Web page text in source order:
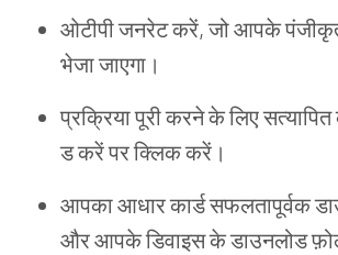
ओटीपीजनरेटकरें,जोआपके
भेजाजाएगा ।
प्रक्रियापूरीकरनेकेलिएसत्यापित
डकरेंपरक्लिककरें ।
आपकाआधारकार्डसफलतापूर्वक
औरआपकेडिवाइसकेडाउनलोड